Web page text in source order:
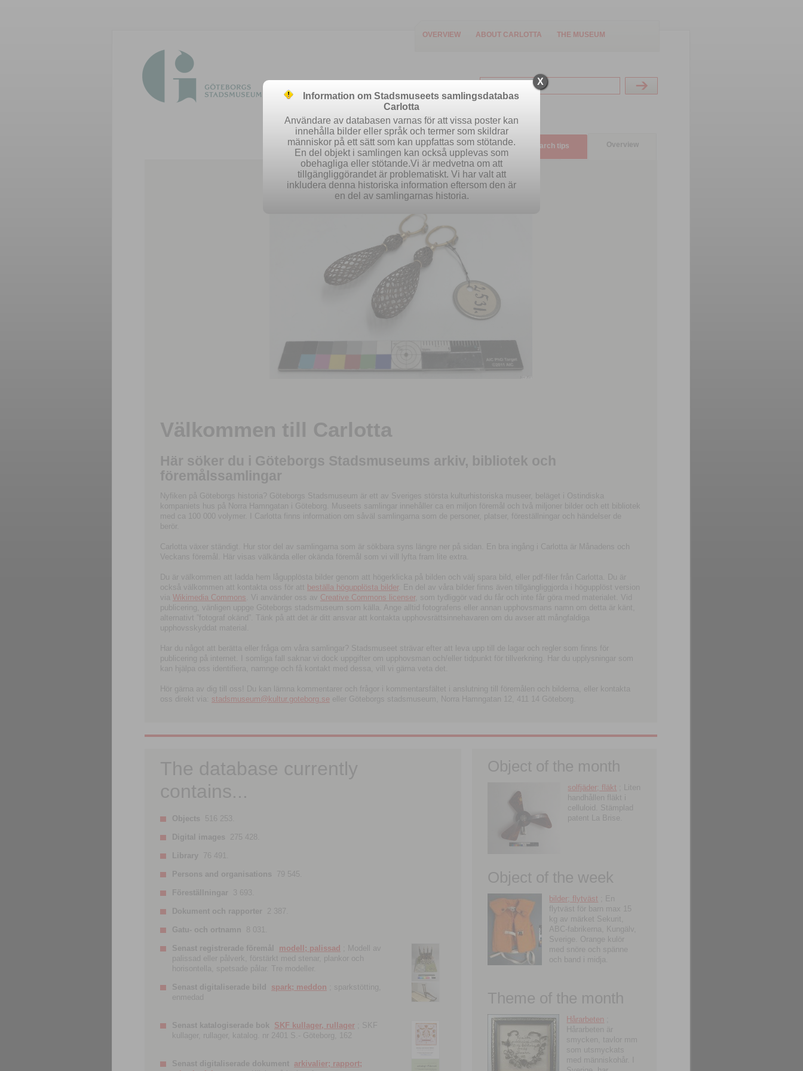
OVERVIEW ABOUT CARLOTTA THE MUSEUM
Easy search Advanced search Search tips Overview
Välkommen till Carlotta
Här söker du i Göteborgs Stadsmuseums arkiv, bibliotek och
föremålssamlingar
Nyfiken på Göteborgs historia? Göteborgs Stadsmuseum är ett av Sveriges största kulturhistoriska museer, beläget i Ostindiska
kompaniets hus på Norra Hamngatan i Göteborg. Museets samlingar innehåller ca en miljon föremål och två miljoner bilder och ett bibliotek
med ca 100 000 volymer. I Carlotta finns information om såväl samlingarna som de personer, platser, föreställningar och händelser de
berör.
Carlotta växer ständigt. Hur stor del av samlingarna som är sökbara syns längre ner på sidan. En bra ingång i Carlotta är Månadens och
Veckans föremål. Här visas välkända eller okända föremål som vi vill lyfta fram lite extra.
Du är välkommen att ladda hem lågupplösta bilder genom att högerklicka på bilden och välj spara bild, eller pdf-filer från Carlotta. Du är
också välkommen att kontakta oss för att beställa högupplösta bilder. En del av våra bilder finns även tillgängliggjorda i högupplöst version
via Wikimedia Commons . Vi använder oss av Creative Commons licenser, som tydliggör vad du får och inte får göra med materialet. Vid
publicering, vänligen uppge Göteborgs stadsmuseum som källa. Ange alltid fotografens eller annan upphovsmans namn om detta är känt,
alternativt ”fotograf okänd”. Tänk på att det är ditt ansvar att kontakta upphovsrättsinnehavaren om du avser att mångfaldiga
upphovsskyddat material.
Har du något att berätta eller fråga om våra samlingar? Stadsmuseet strävar efter att leva upp till de lagar och regler som finns för
publicering på internet. I somliga fall saknar vi dock uppgifter om upphovsman och/eller tidpunkt för tillverkning. Har du upplysningar som
kan hjälpa oss identifiera, namnge och få kontakt med dessa, vill vi gärna veta det.
Hör gärna av dig till oss! Du kan lämna kommentarer och frågor i kommentarsfältet i anslutning till föremålen och bilderna, eller kontakta
oss direkt via: stadsmuseum@kultur.goteborg.se eller Göteborgs stadsmuseum, Norra Hamngatan 12, 411 14 Göteborg.
The database currently
contains...
Objects 516 253.
Digital images 275 428.
Library 76 491.
Persons and organisations 79 545.
Föreställningar 3 693.
Dokument och rapporter 2 387.
Gatu- och ortnamn 8 031.
Senast registrerade föremål modell; palissad
; Modell av
palissad eller pålverk, förstärkt med stenar, plankor och
horisontella, spetsade pålar. Tre modeller.
Senast digitaliserade bild spark; meddon ; sparkstötting,
enmedad
Senast katalogiserade bok SKF kullager, rullager ; SKF
kullager, rullager, katalog. nr 2401 S.- Göteborg, 162
Senast digitaliserade dokument arkivalier; rapport;
Object of the month
solfjäder; fläkt ; Liten
handhållen fläkt i
celluloid. Stämplad
patent La Brise.
Object of the week
bilder; flytväst ; En
flytväst för barn max 15
kg av märket Sekurit,
ABC-fabrikerna, Kungälv,
Sverige. Orange kulör
med snöre och spänne
och band i midja.
Theme of the month
Hårarbeten
Hårarbeten är
smycken, tavlor mm
som utsmyckats
med människohår. I
X
Information om Stadsmuseets samlingsdatabas
Carlotta
Användare av databasen varnas för att vissa poster kan
innehålla bilder eller språk och termer som skildrar
människor på ett sätt som kan uppfattas som stötande.
En del objekt i samlingen kan också upplevas som
obehagliga eller stötande.Vi är medvetna om att
tillgängliggörandet är problematiskt. Vi har valt att
inkludera denna historiska information eftersom den är
en del av samlingarnas historia.